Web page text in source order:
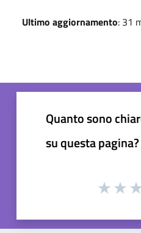
Ultimo aggiornamento: 31
Quanto sono
su questa pagina?